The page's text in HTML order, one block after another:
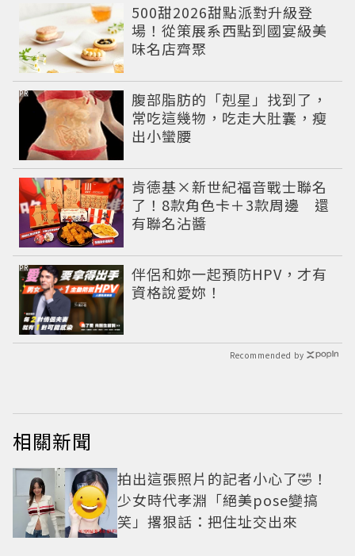
500甜2026甜點派對升級登
場！從策展系西點到國宴級美
味名店齊聚
腹部脂肪的「剋星」找到了，
常吃這幾物，吃走大肚囊，瘦
出小蠻腰
PR
肯德基×新世紀福音戰士聯名
了！8款角色卡＋3款周邊 還
有聯名沾醬
伴侶和妳一起預防HPV，才有
資格說愛妳！
PR
Recommended by
相關新聞
拍出這張照片的記者小心了🤣！
少女時代孝淵「絕美pose變搞
笑」撂狠話：把住址交出來